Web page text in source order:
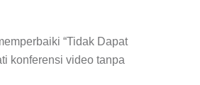
“Tidak Dapat
konferensi video tanpa